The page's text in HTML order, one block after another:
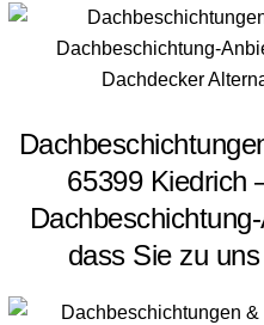
65399 Kiedrich
dass Sie zu